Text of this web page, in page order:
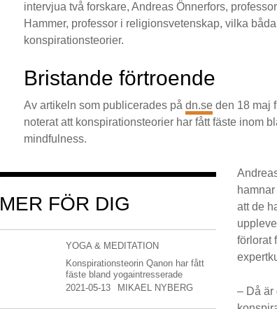
intervjua två forskare, Andreas Önnerfors,
Hammer, professor i religionsvetenskap, vilka
konspirationsteorier.
Bristande förtroende
Av artikeln som publicerades på dn.se den 18 maj
noterat att konspirationsteorier har fått fäste inom
mindfulness.
MER FÖR DIG
YOGA & MEDITATION
Konspirationsteorin Qanon har fått
fäste bland yogaintresserade
2021-05-13
MIKAEL NYBERG
att de
förlorat
– Då är